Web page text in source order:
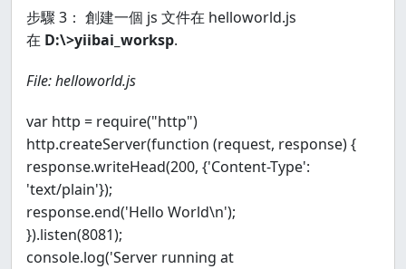
步驟 3： 創建一個 js 文件在 helloworld.js
在 D:\>yiibai_worksp.
File: helloworld.js
var http = require("http")
http.createServer(function (request, response) {
response.writeHead(200, {'Content-Type':
'text/plain'});
response.end('Hello World\n');
}).listen(8081);
console.log('Server running at